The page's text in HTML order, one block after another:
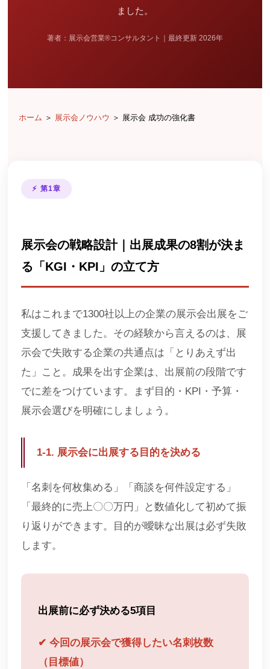
ました。
著者：展示会営業®コンサルタント｜最終更新 2026年
ホーム ＞ 展示会ノウハウ ＞ 展示会 成功の強化書
⚡ 第1章
展示会の戦略設計｜出展成果の8割が決ま
る「KGI・KPI」の立て方
私はこれまで1300社以上の企業の展示会出展をご
支援してきました。その経験から言えるのは、展
示会で失敗する企業の共通点は「とりあえず出
た」こと。成果を出す企業は、出展前の段階です
でに差をつけています。まず目的・KPI・予算・
展示会選びを明確にしましょう。
1-1. 展示会に出展する目的を決める
「名刺を何枚集める」「商談を何件設定する」
「最終的に売上〇〇万円」と数値化して初めて振
り返りができます。目的が曖昧な出展は必ず失敗
します。
出展前に必ず決める5項目
✔ 今回の展示会で獲得したい名刺枚数
（目標値）